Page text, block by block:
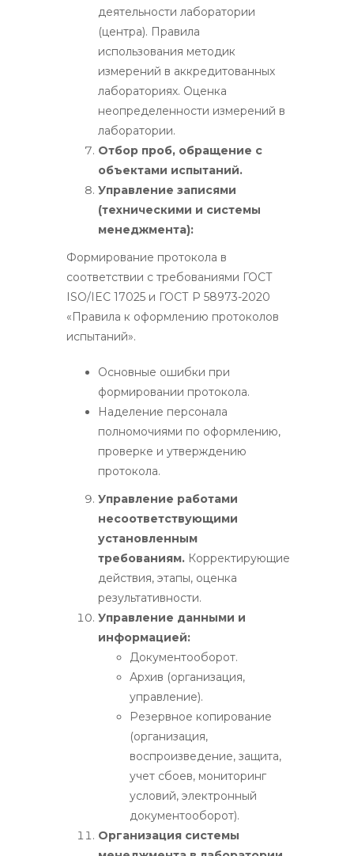
деятельности лаборатории
(центра). Правила
использования методик
измерений в аккредитованных
лабораториях. Оценка
неопределенности измерений в
лаборатории.
Отбор проб, обращение с
объектами испытаний.
Управление записями
(техническими и системы
менеджмента):
Формирование протокола в
соответствии с требованиями ГОСТ
ISO/IEC 17025 и ГОСТ Р 58973-2020
«Правила к оформлению протоколов
испытаний».
Основные ошибки при
формировании протокола.
Наделение персонала
полномочиями по оформлению,
проверке и утверждению
протокола.
Управление работами
несоответствующими
установленным
требованиям. Корректирующие
действия, этапы, оценка
результативности.
Управление данными и
информацией:
Документооборот.
Архив (организация,
управление).
Резервное копирование
(организация,
воспроизведение, защита,
учет сбоев, мониторинг
условий, электронный
документооборот).
Организация системы